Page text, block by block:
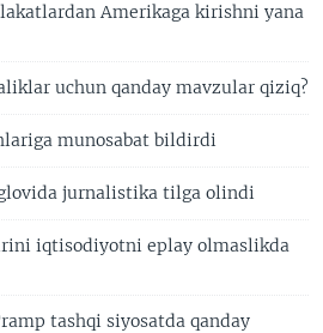
Amerikaga kirishni yana
uchun qanday mavzular qiziq?
munosabat bildirdi
jurnalistika tilga olindi
iqtisodiyotni eplay olmaslikda
tashqi siyosatda qanday